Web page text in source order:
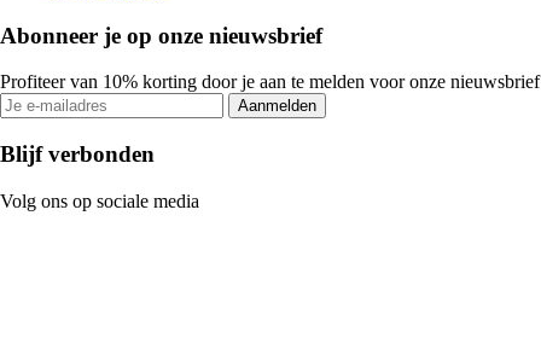
Abonneer je op onze nieuwsbrief
Profiteer van 10% korting door je aan te melden voor onze nieuwsbrief
Aanmelden
Blijf verbonden
Volg ons op sociale media